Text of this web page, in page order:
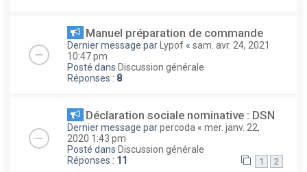
Manuel préparation de commande
Dernier message par Lypof « sam. avr. 24, 2021
10:47 pm
Posté dans Discussion générale
Réponses : 8
Déclaration sociale nominative : DSN
Dernier message parpercoda « mer. janv. 22,
2020 1:43 pm
Posté dans Discussion générale
Réponses : 11 1 2